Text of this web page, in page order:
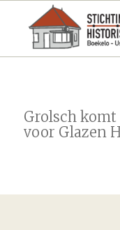
Grolsch
voor Glazen